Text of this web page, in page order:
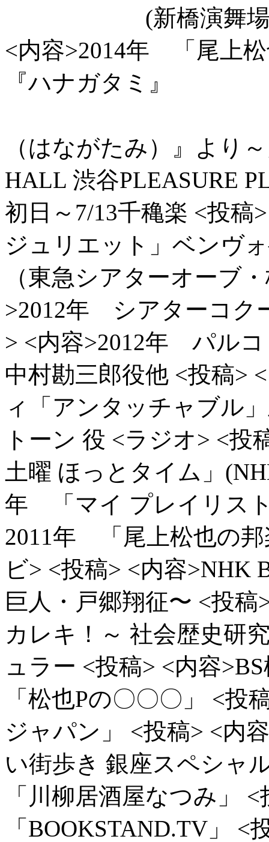
(新橋演舞場)9/2
<内容>2014年 「尾上松
『ハナガタミ』
（はながたみ）
HALL 渋谷
初日～7/13千穐楽 <投稿
ジュリエット
（東急シアターオーブ
>2012年 シアターコク
> <内容>2012年 パル
中村勘三郎役他 <投稿>
ィ「アンタッチャブル
トーン 役 <ラジオ> <投
土曜 ほっとタイム」
年 「マイ プレイリス
2011年 「尾上松也の
ビ> <投稿> <内容
巨人・戸郷翔征〜 <投稿
カレキ！～ 社会歴史研
ュラー <投稿> <内容
「松也Pの〇〇〇」
<投
ジャパン」
<投稿> <内
い街歩き 銀座スペシャ
「川柳居酒屋なつみ」
<
「BOOKSTAND.TV」
<